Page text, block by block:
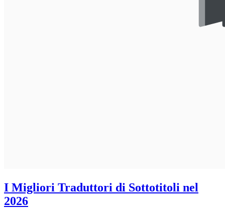
I Migliori Traduttori di Sottotitoli nel
2026